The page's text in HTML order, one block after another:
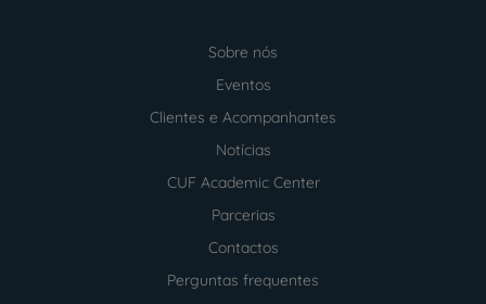
Sobre nós
Eventos
Clientes e Acompanhantes
Notícias
CUF Academic Center
Parcerias
Contactos
Perguntas frequentes